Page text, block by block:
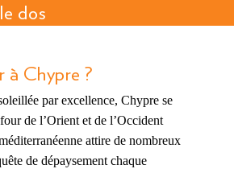
dos
à Chypre ?
par excellence, Chypre se
de l’Orient et de l’Occident
attire de nombreux
de dépaysement chaque